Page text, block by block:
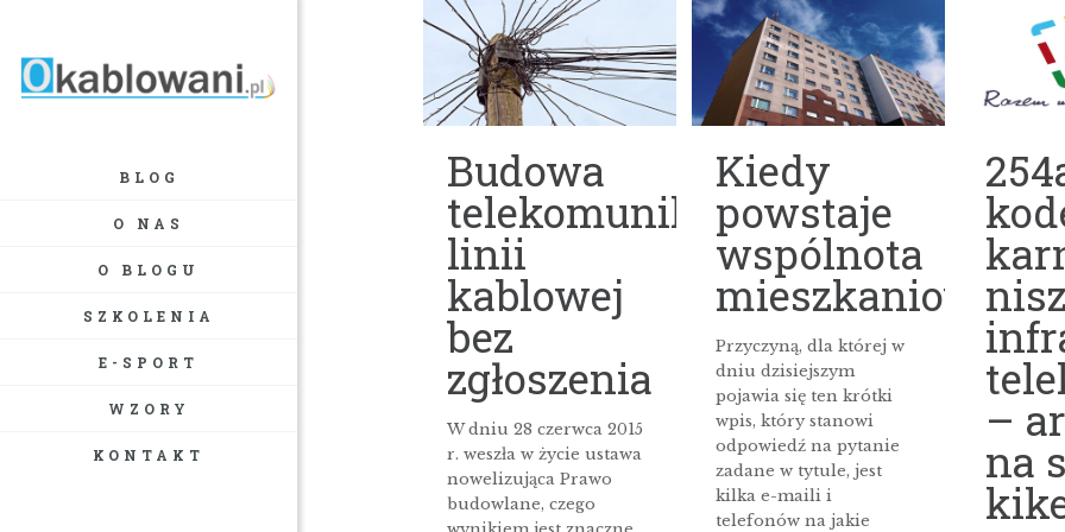
BLOG
O NAS
O BLOGU
SZKOLENIA
E-SPORT
WZORY
KONTAKT
Budowa
telekomunikacyjnej
linii
kablowej
bez
zgłoszenia
W dniu 28 czerwca 2015
r. weszła w życie ustawa
nowelizująca Prawo
budowlane, czego
Kiedy
powstaje
wspólnota
mieszkaniowa?
Przyczyną, dla której w
dniu dzisiejszym
pojawia się ten krótki
wpis, który stanowi
odpowiedź na pytanie
zadane w tytule, jest
kilka e-maili i
telefonów na jakie
–
na